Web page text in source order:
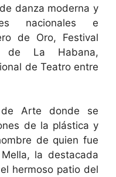
danza moderna y
nacionales e
de Oro, Festival
de La Habana,
de Teatro entre
Arte donde se
de la plástica y
de quien fue
la destacada
hermoso patio del